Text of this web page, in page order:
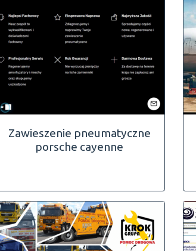
Zawieszenie pneumatyczne
porsche cayenne